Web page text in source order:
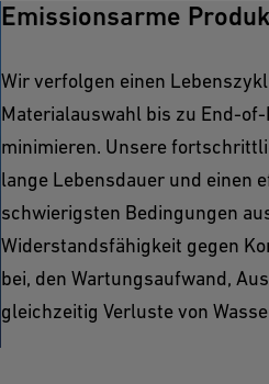
Emissionsarme
Wir verfolgen einen
Materialauswahl bis zu End-
minimieren. Unsere
lange Lebensdauer und einen
schwierigsten Bedingungen
Widerstandsfähigkeit gegen
bei, den Wartungsaufwand,
gleichzeitig Verluste von